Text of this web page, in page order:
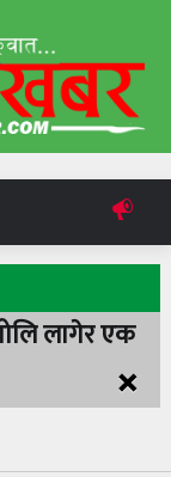
लागेर एक
×